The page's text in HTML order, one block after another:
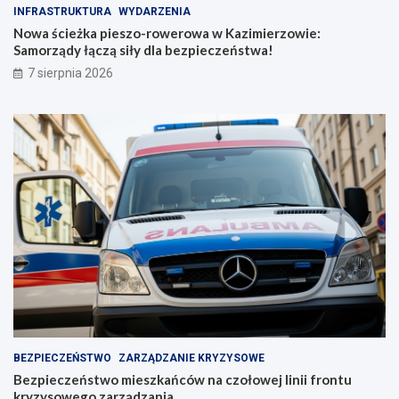
e
r
o
w
a
K
a
z
i
m
e
r
z
o
w
e
:
S
m
ń
c
ó
w
n
c
z
o
ł
o
w
e
l
i
n
i
f
r
n
INFRASTRUKTURA WYDARZENIA
Nowa ścieżka pieszo-rowerowa w Kazimierzowie:
Samorządy łączą siły dla bezpieczeństwa!
7 sierpnia 2026
BEZPIECZEŃSTWO ZARZĄDZANIE KRYZYSOWE
Bezpieczeństwo mieszkańców na czołowej linii frontu